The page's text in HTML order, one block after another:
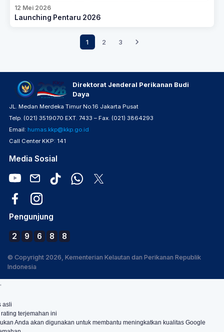
12 Mei 2026
Launching Pentaru 2026
1 2 3
Direktorat Jenderal Perikanan Budi
Daya
JL. Medan Merdeka Timur No.16 Jakarta Pusat
Telp. (021) 3519070 EXT. 7433 – Fax. (021) 3864293
Email: humas.kkp@kkp.go.id
Call Center KKP: 141
Media Sosial
Pengunjung
2 9 6 8 8
© Copyright 2026, Kementerian Kelautan dan Perikanan Republik
Indonesia
.
asli
terjemahan ini
Anda akan digunakan untuk membantu meningkatkan kualitas Google